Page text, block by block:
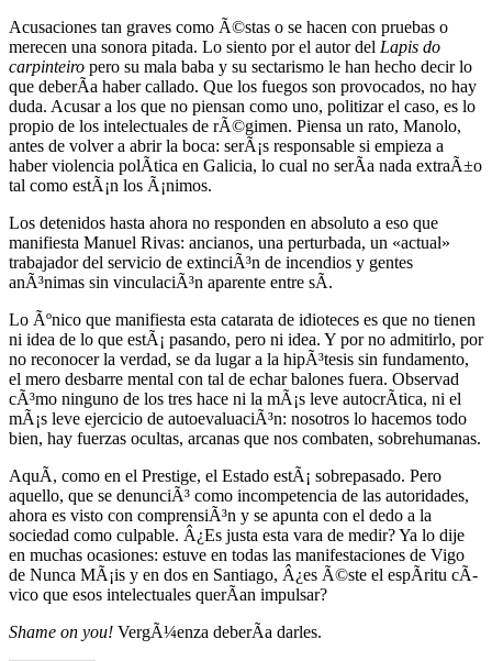
Acusaciones tan graves como Ã©stas o se hacen con pruebas o
merecen una sonora pitada. Lo siento por el autor del Lapis do
carpinteiro pero su mala baba y su sectarismo le han hecho decir lo
que deberÃ­a haber callado. Que los fuegos son provocados, no hay
duda. Acusar a los que no piensan como uno, politizar el caso, es lo
propio de los intelectuales de rÃ©gimen. Piensa un rato, Manolo,
antes de volver a abrir la boca: serÃ¡s responsable si empieza a
haber violencia polÃ­tica en Galicia, lo cual no serÃ­a nada extraÃ±o
tal como estÃ¡n los Ã¡nimos.
Los detenidos hasta ahora no responden en absoluto a eso que
manifiesta Manuel Rivas: ancianos, una perturbada, un «actual»
trabajador del servicio de extinciÃ³n de incendios y gentes
anÃ³nimas sin vinculaciÃ³n aparente entre sÃ­.
Lo Ãºnico que manifiesta esta catarata de idioteces es que no tienen
ni idea de lo que estÃ¡ pasando, pero ni idea. Y por no admitirlo, por
no reconocer la verdad, se da lugar a la hipÃ³tesis sin fundamento,
el mero desbarre mental con tal de echar balones fuera. Observad
cÃ³mo ninguno de los tres hace ni la mÃ¡s leve autocrÃ­tica, ni el
mÃ¡s leve ejercicio de autoevaluaciÃ³n: nosotros lo hacemos todo
bien, hay fuerzas ocultas, arcanas que nos combaten, sobrehumanas.
AquÃ­, como en el Prestige, el Estado estÃ¡ sobrepasado. Pero
aquello, que se denunciÃ³ como incompetencia de las autoridades,
ahora es visto con comprensiÃ³n y se apunta con el dedo a la
sociedad como culpable. Â¿Es justa esta vara de medir? Ya lo dije
en muchas ocasiones: estuve en todas las manifestaciones de Vigo
de Nunca MÃ¡is y en dos en Santiago, Â¿es Ã©ste el espÃ­ritu cÃ­
vico que esos intelectuales querÃ­an impulsar?
Shame on you! VergÃ¼enza deberÃ­a darles.